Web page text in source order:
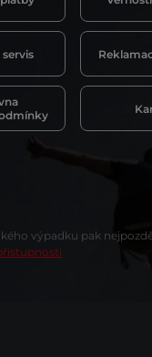
servis
výpadku pak